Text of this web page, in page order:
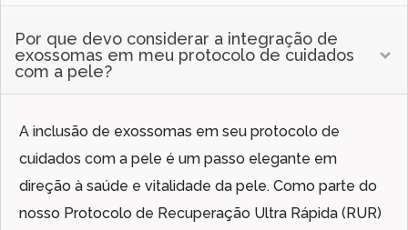
Por que devo considerar a integração de
exossomas em meu protocolo de cuidados
com a pele?
A inclusão de exossomas em seu protocolo de
cuidados com a pele é um passo elegante em
direção à saúde e vitalidade da pele. Como parte do
nosso Protocolo de Recuperação Ultra Rápida (RUR)